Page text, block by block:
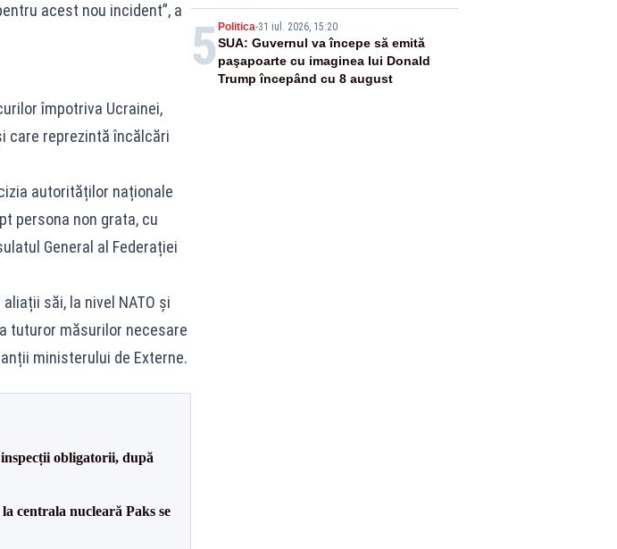
acest nou incident”, a
împotriva Ucrainei,
care reprezintă încălcări
autorităților naționale
persona non grata, cu
General al Federației
săi, la nivel NATO și
tuturor măsurilor necesare
ministerului de Externe.
obligatorii, după
centrala nucleară Paks se
5 Politica-31 iul. 2026, 15:20
SUA: Guvernul va începe să emită
paşapoarte cu imaginea lui Donald
Trump începând cu 8 august